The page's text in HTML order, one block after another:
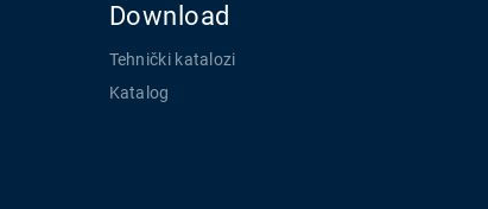
Download
Tehnički katalozi
Katalog